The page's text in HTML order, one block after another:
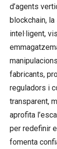
d’agents
blockchain,
intel·ligent,
fabricants,
reguladors i
transparent,
aprofita
per redefinir
fomenta